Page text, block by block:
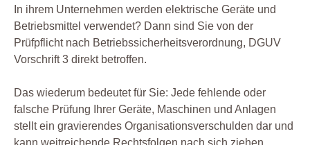
In ihrem Unternehmen werden elektrische Geräte und
Betriebsmittel verwendet? Dann sind Sie von der
Prüfpflicht nach Betriebssicherheitsverordnung, DGUV
Vorschrift 3 direkt betroffen.
Das wiederum bedeutet für Sie: Jede fehlende oder
falsche Prüfung Ihrer Geräte, Maschinen und Anlagen
stellt ein gravierendes Organisationsverschulden dar und